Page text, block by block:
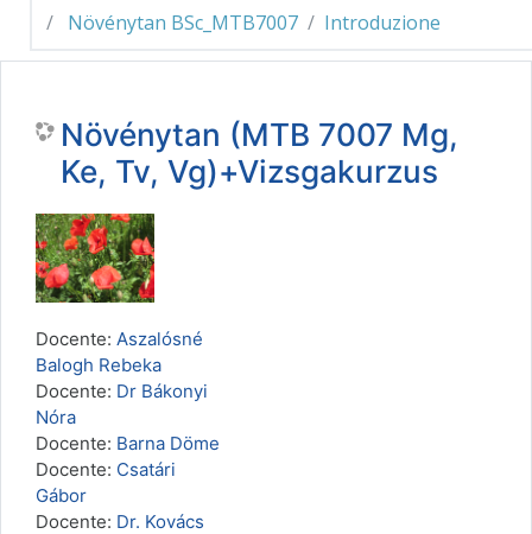
Növénytan BSc_MTB7007
Introduzione
Növénytan (MTB 7007 Mg,
Ke, Tv, Vg)+Vizsgakurzus
Docente: Aszalósné
Balogh Rebeka
Docente: Dr Bákonyi
Nóra
Docente: Barna Döme
Docente: Csatári
Gábor
Docente: Dr. Kovács